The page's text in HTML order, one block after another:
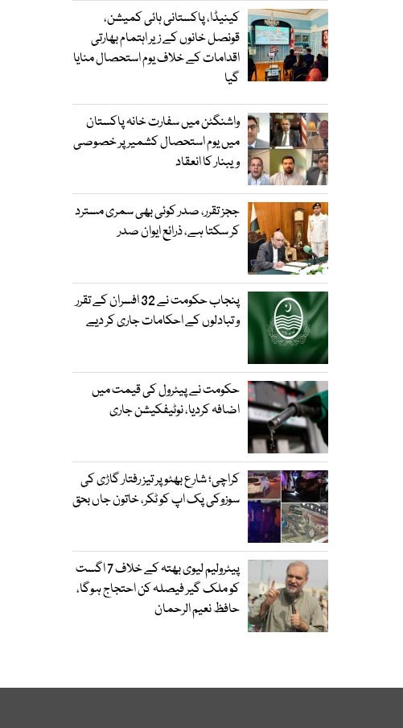
کینیڈا، پاکستانی ہائی کمیشن،
قونصل خانوں کے زیر اہتمام بھارتی
اقدامات کے خلاف یوم استحصال منایا
گیا
واشنگٹن میں سفارت خانہ پاکستان
میں یوم استحصال کشمیر پر خصوصی
ویبنار کا انعقاد
ججز تقرر، صدر کوئی بھی سمری مسترد
کر سکتا ہے، ذرائع ایوان صدر
پنجاب حکومت نے 32 افسران کے تقرر
و تبادلوں کے احکامات جاری کر دیے
حکومت نے پیٹرول کی قیمت میں
اضافہ کردیا، نوٹیفکیشن جاری
کراچی؛ شارع بھٹو پر تیز رفتار گاڑی کی
سوزوکی پک اپ کو ٹکر، خاتون جاں بحق
پیٹرولیم لیوی بھتہ کے خلاف 7 اگست
کو ملک گیر فیصلہ کن احتجاج ہوگا،
حافظ نعیم الرحمان